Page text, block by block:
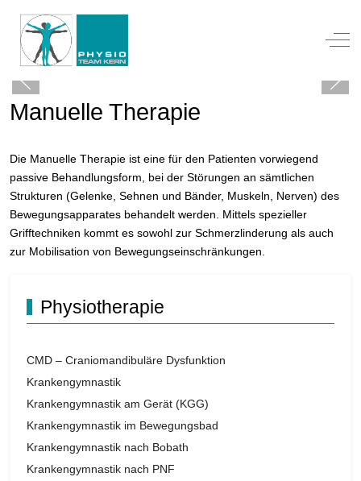
Off-
Manuelle Therapie
Die Manuelle Therapie ist eine für den Patienten vorwiegend
passive Behandlungsform, bei der Störungen an sämtlichen
Strukturen (Gelenke, Sehnen und Bänder, Muskeln, Nerven) des
Bewegungsapparates behandelt werden. Mittels spezieller
Grifftechniken kommt es sowohl zur Schmerzlinderung als auch
zur Mobilisation von Bewegungseinschränkungen.
Physiotherapie
CMD – Craniomandibuläre Dysfunktion
Krankengymnastik
Krankengymnastik am Gerät (KGG)
Krankengymnastik im Bewegungsbad
Krankengymnastik nach Bobath
Krankengymnastik nach PNF